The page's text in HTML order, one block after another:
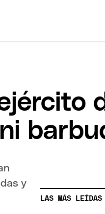
y
LAS MÁS LEÍDAS